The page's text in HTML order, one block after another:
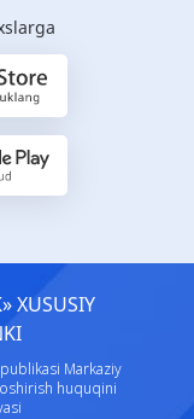
ХUSUSIY
Markaziy
huquqini